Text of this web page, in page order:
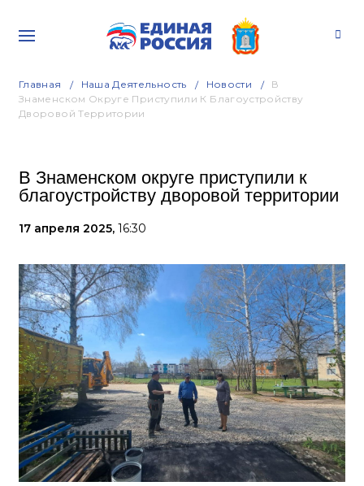
Главная Наша Деятельность Новости
В
Знаменском Округе Приступили К Благоустройству
Дворовой Территории
В Знаменском округе приступили к
благоустройству дворовой территории
17 апреля 2025, 16:30